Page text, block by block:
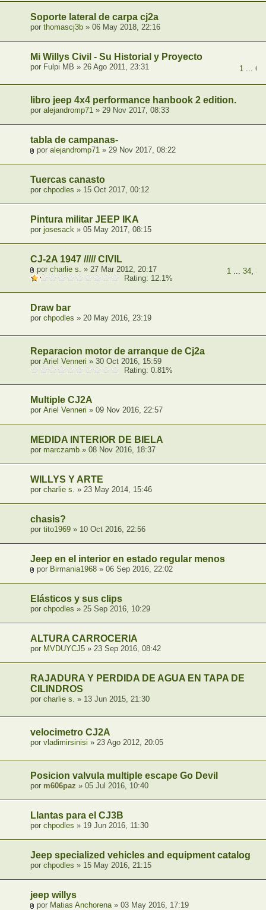
Soporte lateral de carpa cj2a
por thomascj3b » 06 May 2018, 22:16
Mi Willys Civil - Su Historial y Proyecto
1 ... 6
por Fulpi MB » 26 Ago 2011, 23:31
libro jeep 4x4 performance hanbook 2 edition.
por alejandromp71 » 29 Nov 2017, 08:33
tabla de campanas-
por alejandromp71 » 29 Nov 2017, 08:22
Tuercas canasto
por chpodles » 15 Oct 2017, 00:12
Pintura militar JEEP IKA
por josesack » 05 May 2017, 08:15
CJ-2A 1947 ///// CIVIL
1 ... 34, 35
por charlie s. » 27 Mar 2012, 20:17
Rating: 12.1%
Draw bar
por chpodles » 20 May 2016, 23:19
Reparacion motor de arranque de Cj2a
por Ariel Venneri » 30 Oct 2016, 15:59
Rating: 0.81%
Multiple CJ2A
por Ariel Venneri » 09 Nov 2016, 22:57
MEDIDA INTERIOR DE BIELA
por marczamb » 08 Nov 2016, 18:37
WILLYS Y ARTE
por charlie s. » 23 May 2014, 15:46
chasis?
por tito1969 » 10 Oct 2016, 22:56
Jeep en el interior en estado regular menos
por Birmania1968 » 06 Sep 2016, 22:02
Elásticos y sus clips
por chpodles » 25 Sep 2016, 10:29
ALTURA CARROCERIA
por MVDUYCJ5 » 23 Sep 2016, 08:42
RAJADURA Y PERDIDA DE AGUA EN TAPA DE
CILINDROS
por charlie s. » 13 Jun 2015, 21:30
velocimetro CJ2A
por vladimirsinisi » 23 Ago 2012, 20:05
Posicion valvula multiple escape Go Devil
por m606paz » 05 Jul 2016, 10:40
Llantas para el CJ3B
por chpodles » 19 Jun 2016, 11:30
Jeep specialized vehicles and equipment catalog
por chpodles » 15 May 2016, 21:15
jeep willys
por Matias Anchorena» 03 May 2016, 17:19